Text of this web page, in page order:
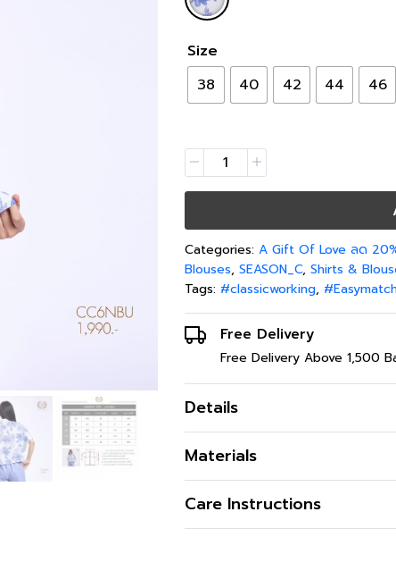
Size
38
40 42 44 46
Categories: A Gift Of Love ลด
Blouses, SEASON_C, Shirts &
Tags: #classicworking,
Free Delivery
Free Delivery Above 1,500
Details
48% ให้สัมผัสนุ่มสบาย ระบายอา
ริมลุคให้ดูอ่อนหวานและมีสไตล์
Materials
เนื้อผ้า
คุณสมบัติผ้า
เนื้อนุ่
Care Instructions